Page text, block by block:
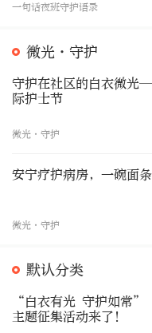
一句话夜班守护语录
微光·守护
守护在社区的白衣微光
际护士节
微光·守护
安宁疗护病房，一碗面
微光·守护
默认分类
“白衣有光 守护如常”
主题征集活动来了！